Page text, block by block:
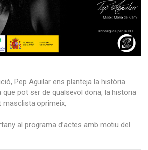
Pep Aguilar ens planteja la història
que pot ser de qualsevol dona, la història
oprimeix,
al programa d’actes amb motiu del